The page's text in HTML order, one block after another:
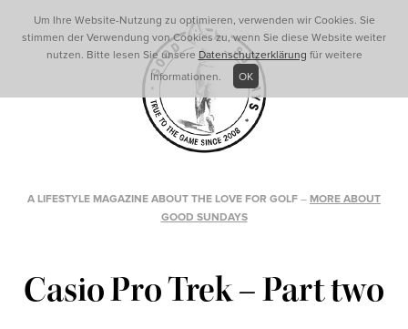
A LIFESTYLE MAGAZINE ABOUT THE LOVE FOR GOLF – MORE ABOUT
GOOD SUNDAYS
Casio Pro Trek – Part two
Um Ihre Website-Nutzung zu optimieren, verwenden wir Cookies. Sie
stimmen der Verwendung von Cookies zu, wenn Sie diese Website weiter
nutzen. Bitte lesen Sie unsere Datenschutzerklärung für weitere
Informationen.
OK